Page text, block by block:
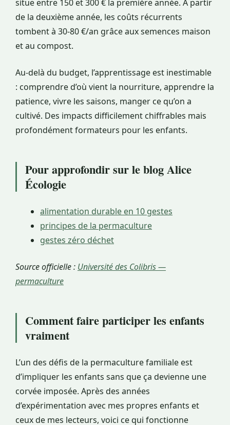
situe entre 150 et 300 € la première année. À partir
de la deuxième année, les coûts récurrents
tombent à 30-80 €/an grâce aux semences maison
et au compost.
Au-delà du budget, l’apprentissage est inestimable
: comprendre d’où vient la nourriture, apprendre la
patience, vivre les saisons, manger ce qu’on a
cultivé. Des impacts difficilement chiffrables mais
profondément formateurs pour les enfants.
Pour approfondir sur le blog Alice
Écologie
alimentation durable en 10 gestes
principes de la permaculture
gestes zéro déchet
Source officielle : Université des Colibris —
permaculture
Comment faire participer les enfants
vraiment
L’un des défis de la permaculture familiale est
d’impliquer les enfants sans que ça devienne une
corvée imposée. Après des années
d’expérimentation avec mes propres enfants et
ceux de mes lecteurs, voici ce qui fonctionne